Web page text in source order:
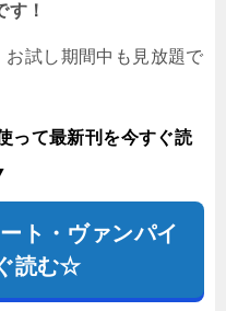
！
試し期間中も見放題で
って最新刊を今すぐ読
ト・ヴァンパイ
読む☆